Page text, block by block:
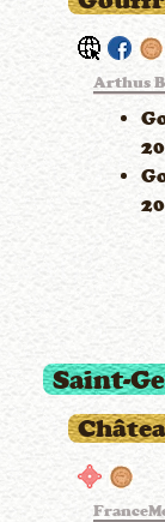
Arthus
Saint-